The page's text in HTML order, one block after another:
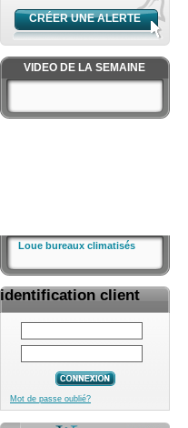
CRÉER UNE ALERTE
VIDEO DE LA SEMAINE
Loue bureaux climatisés
identification client
Mot de passe oublié?